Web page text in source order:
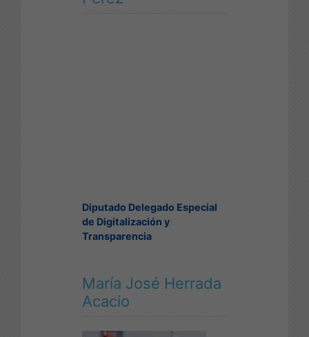
Diputado Delegado Especial
de Digitalización y
Transparencia
María José Herrada
Acacio